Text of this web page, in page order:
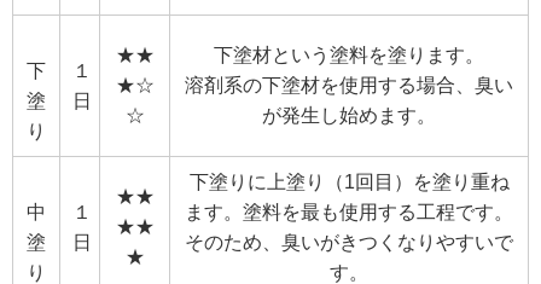
下
塗
り
１
日
★★
★☆
☆
下塗材という塗料を塗ります。
溶剤系の下塗材を使用する場合、臭い
が発生し始めます。
中
塗
り
１
日
★★
★★
★
下塗りに上塗り（1回目）を塗り重ね
ます。塗料を最も使用する工程です。
そのため、臭いがきつくなりやすいで
す。